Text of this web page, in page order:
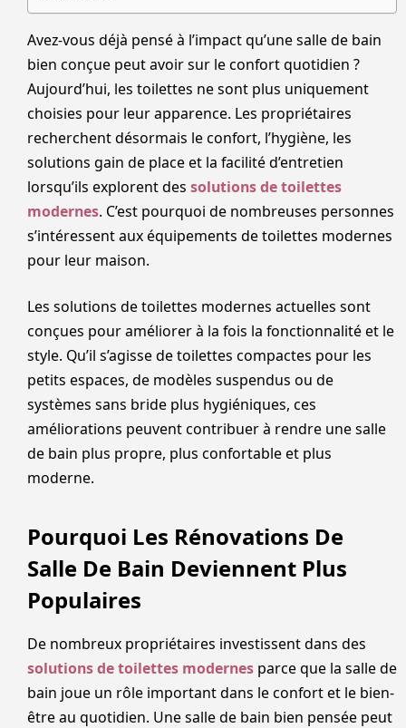
Avez-vous déjà pensé à l’impact qu’une salle de bain
bien conçue peut avoir sur le confort quotidien ?
Aujourd’hui, les toilettes ne sont plus uniquement
choisies pour leur apparence. Les propriétaires
recherchent désormais le confort, l’hygiène, les
solutions gain de place et la facilité d’entretien
lorsqu’ils explorent des solutions de toilettes
modernes. C’est pourquoi de nombreuses personnes
s’intéressent aux équipements de toilettes modernes
pour leur maison.
Les solutions de toilettes modernes actuelles sont
conçues pour améliorer à la fois la fonctionnalité et le
style. Qu’il s’agisse de toilettes compactes pour les
petits espaces, de modèles suspendus ou de
systèmes sans bride plus hygiéniques, ces
améliorations peuvent contribuer à rendre une salle
de bain plus propre, plus confortable et plus
moderne.
Pourquoi Les Rénovations De
Salle De Bain Deviennent Plus
Populaires
De nombreux propriétaires investissent dans des
solutions de toilettes modernes parce que la salle de
bain joue un rôle important dans le confort et le bien-
être au quotidien. Une salle de bain bien pensée peut